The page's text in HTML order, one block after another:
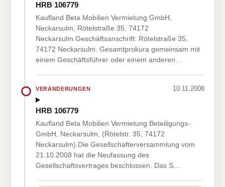
HRB 106779
Kaufland Beta Mobilien Vermietung GmbH,
Neckarsulm, Rötelstraße 35, 74172
Neckarsulm.Geschäftsanschrift: Rötelstraße 35,
74172 Neckarsulm. Gesamtprokura gemeinsam mit
einem Geschäftsführer oder einem anderen…
VERÄNDERUNGEN 10.11.2008
HRB 106779
Kaufland Beta Mobilien Vermietung Beteiligungs-
GmbH, Neckarsulm, (Rötelstr. 35, 74172
Neckarsulm).Die Gesellschafterversammlung vom
21.10.2008 hat die Neufassung des
Gesellschaftsvertrages beschlossen. Das S…